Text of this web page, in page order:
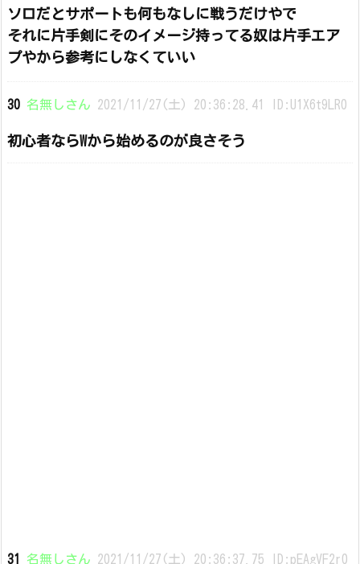
ソロだとサポートも何もなしに戦うだけやで
それに片手剣にそのイメージ持ってる奴は片手エア
プやから参考にしなくていい
30 名無しさん 2021/11/27(土) 20:36:28.41 ID:U1X6t9LR0
初心者ならWから始めるのが良さそう
31 名無しさん 2021/11/27(土) 20:36:37.75 ID:pEAgVF2r0